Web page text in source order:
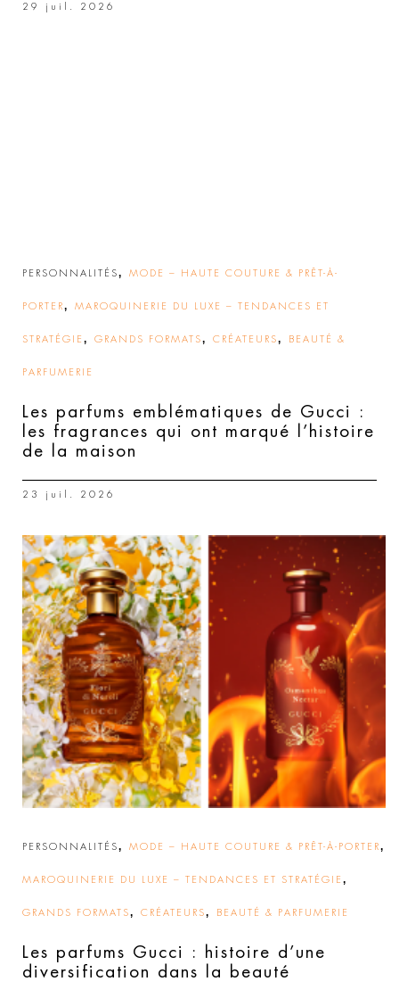
29 juil. 2026
PERSONNALITÉS, MODE – HAUTE COUTURE & PRÊT-À-
PORTER, MAROQUINERIE DU LUXE – TENDANCES ET
STRATÉGIE , GRANDS FORMATS, CRÉATEURS, BEAUTÉ &
PARFUMERIE
Les parfums emblématiques de Gucci :
les fragrances qui ont marqué l’histoire
de la maison
23 juil. 2026
PERSONNALITÉS, MODE – HAUTE COUTURE & PRÊT-À-PORTER,
MAROQUINERIE DU LUXE – TENDANCES ET STRATÉGIE ,
GRANDS FORMATS, CRÉATEURS, BEAUTÉ & PARFUMERIE
Les parfums Gucci : histoire d’une
diversification dans la beauté